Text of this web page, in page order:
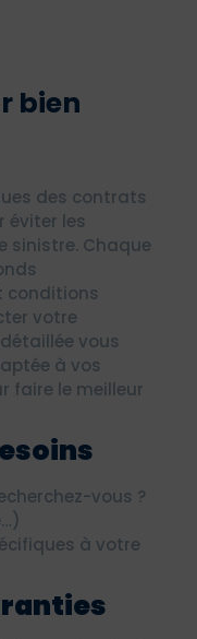
bien
des contrats
éviter les
sinistre. Chaque
conditions
votre
vous
à vos
faire le meilleur
vous ?
à votre